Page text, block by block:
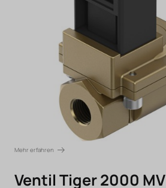
Mehr erfahren
Ventil Tiger 2000 MV